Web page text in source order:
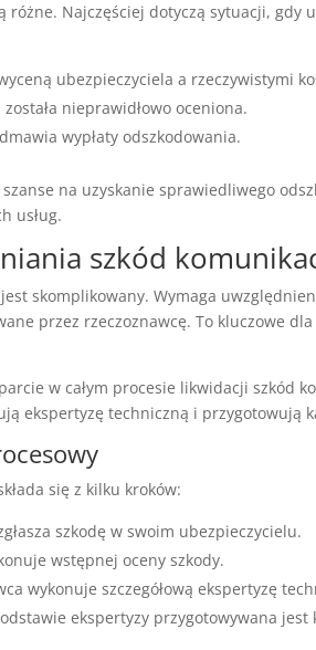
różne. Najczęściej dotyczą sytuacji, gdy
ubezpieczyciela a rzeczywistymi
nieprawidłowo oceniona.
wypłaty odszkodowania.
na uzyskanie sprawiedliwego
usług.
szkód
skomplikowany. Wymaga
przez rzeczoznawcę. To kluczowe
w całym procesie likwidacji szkód
ekspertyzę techniczną i przygotowują
się z kilku kroków:
szkodę w swoim ubezpieczycielu.
wstępnej oceny szkody.
wykonuje szczegółową ekspertyzę
ekspertyzy przygotowywana jest